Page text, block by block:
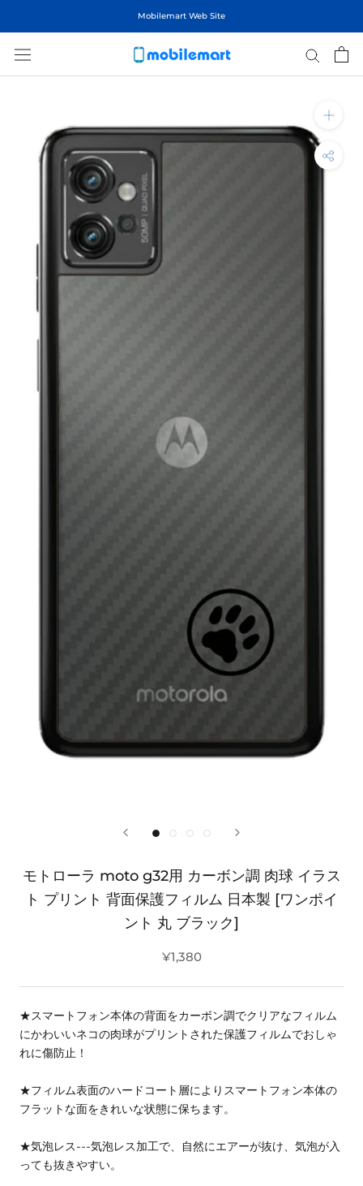
Mobilemart Web Site
モトローラ moto g32用 カーボン調 肉球 イラス
ト プリント 背面保護フィルム 日本製 [ワンポイ
ント 丸 ブラック]
¥1,380
★スマートフォン本体の背面をカーボン調でクリアなフィルム
にかわいいネコの肉球がプリントされた保護フィルムでおしゃ
れに傷防止！
★フィルム表面のハードコート層によりスマートフォン本体の
フラットな面をきれいな状態に保ちます。
★気泡レス---気泡レス加工で、自然にエアーが抜け、気泡が入
っても抜きやすい。